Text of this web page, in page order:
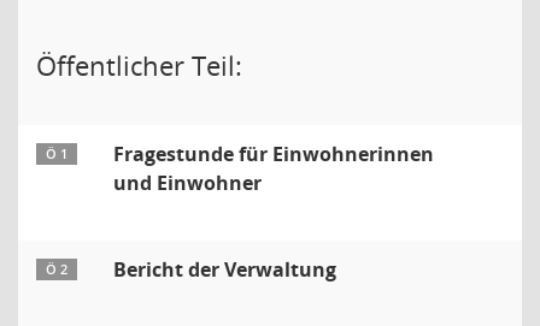
Öffentlicher Teil:
Ö 1
Fragestunde für Einwohnerinnen
und Einwohner
Ö 2 Bericht der Verwaltung